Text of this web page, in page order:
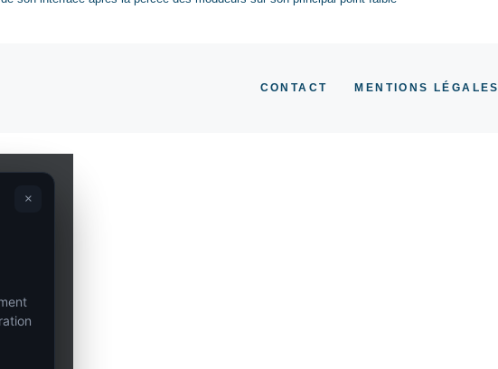
CONTACT MENTIONS LÉGALES
×